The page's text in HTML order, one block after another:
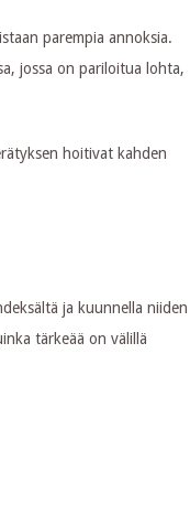
parempia annoksia.
jossa on pariloitua lohta,
hoitivat kahden
ja kuunnella niiden
tärkeää on välillä